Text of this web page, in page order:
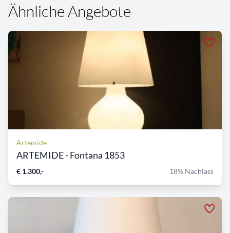
Ähnliche Angebote
Artemide
ARTEMIDE - Fontana 1853
€ 1.300,- 18% Nachlass